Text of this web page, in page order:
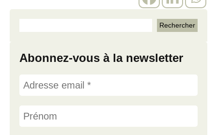
Abonnez-vous à la newsletter